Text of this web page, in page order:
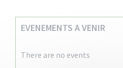
EVENEMENTS A VENIR
There are no events